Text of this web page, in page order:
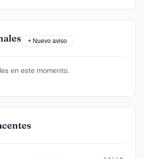
+ Nuevo aviso
en este momento.